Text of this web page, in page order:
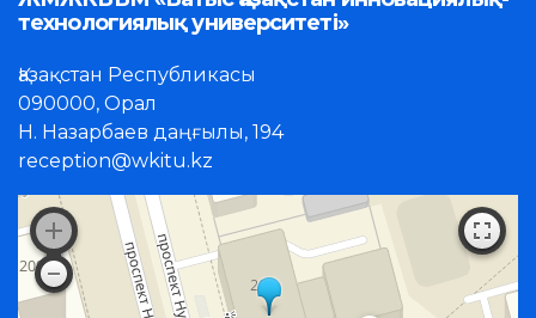
технологиялық университеті»
Қазақстан Республикасы
090000, Орал
Н. Назарбаев даңғылы, 194
reception@wkitu.kz